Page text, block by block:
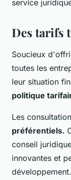
service
Des tarifs
Soucieux
toutes les
leur situation
politique
Les
préférentiels.
conseil
innovantes et
développement.